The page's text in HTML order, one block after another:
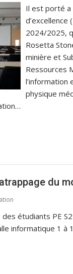
Il est porté a
2024/2025,
Rosetta
minière et
Ressources
physique
du
étudiants PE
informatique 1 à